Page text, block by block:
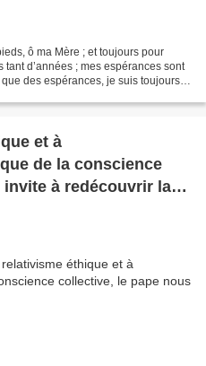
ô ma Mère ; et toujours pour
d’années ; mes espérances sont
des espérances, je suis toujours
et à
de la conscience
à redécouvrir la